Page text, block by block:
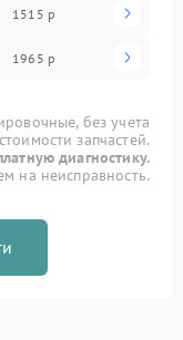
1515 р
1965 р
без учета
стоимости запчастей.
диагностику.
на неисправность.